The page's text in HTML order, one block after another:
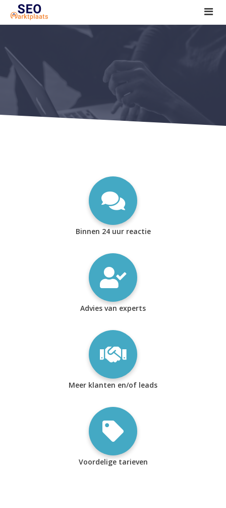
SEO tools reviews
Marketeer bij jou in de buurt?
Offerte
1. Seo voor beginners +
2. Onderzoeken +
Binnen 24 uur reactie
Advies van experts
Meer klanten en/of leads
Voordelige tarieven